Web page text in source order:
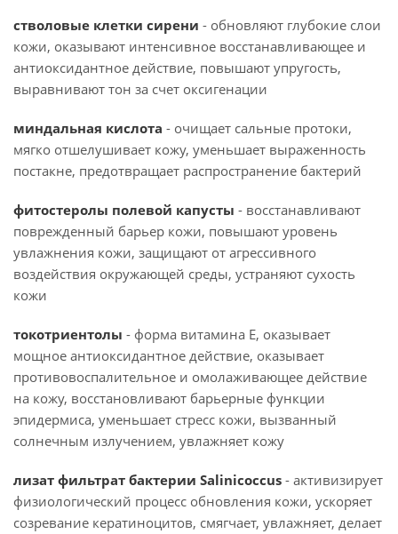
стволовые клетки сирени - обновляют глубокие слои
кожи, оказывают интенсивное восстанавливающее и
антиоксидантное действие, повышают упругость,
выравнивают тон за счет оксигенации
миндальная кислота - очищает сальные протоки,
мягко отшелушивает кожу, уменьшает выраженность
постакне, предотвращает распространение бактерий
фитостеролы полевой капусты - восстанавливают
поврежденный барьер кожи, повышают уровень
увлажнения кожи, защищают от агрессивного
воздействия окружающей среды, устраняют сухость
кожи
токотриентолы - форма витамина Е, оказывает
мощное антиоксидантное действие, оказывает
противовоспалительное и омолаживающее действие
на кожу, восстановливают барьерные функции
эпидермиса, уменьшает стресс кожи, вызванный
солнечным излучением, увлажняет кожу
лизат фильтрат бактерии Salinicoccus - активизирует
физиологический процесс обновления кожи, ускоряет
созревание кератиноцитов, смягчает, увлажняет, делает